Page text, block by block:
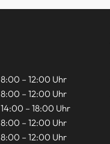
8:00 – 12:00 Uhr
8:00 – 12:00 Uhr
14:00 – 18:00 Uhr
8:00 – 12:00 Uhr
8:00 – 12:00 Uhr